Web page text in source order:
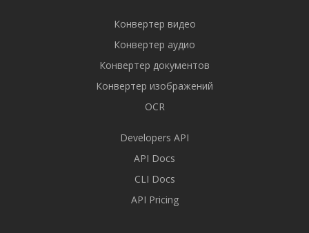
Конвертер видео
Конвертер аудио
Конвертер документов
Конвертер изображений
OCR
Developers API
API Docs
CLI Docs
API Pricing